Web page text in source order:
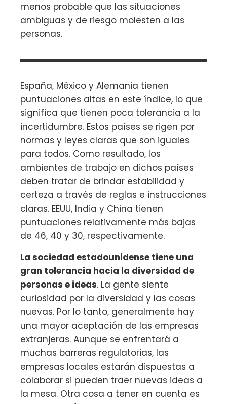
menos probable que las situaciones
ambiguas y de riesgo molesten a las
personas.
España, México y Alemania tienen
puntuaciones altas en este índice, lo que
significa que tienen poca tolerancia a la
incertidumbre. Estos países se rigen por
normas y leyes claras que son iguales
para todos. Como resultado, los
ambientes de trabajo en dichos países
deben tratar de brindar estabilidad y
certeza a través de reglas e instrucciones
claras. EEUU, India y China tienen
puntuaciones relativamente más bajas
de 46, 40 y 30, respectivamente.
La sociedad estadounidense tiene una
gran tolerancia hacia la diversidad de
personas e ideas. La gente siente
curiosidad por la diversidad y las cosas
nuevas. Por lo tanto, generalmente hay
una mayor aceptación de las empresas
extranjeras. Aunque se enfrentará a
muchas barreras regulatorias, las
empresas locales estarán dispuestas a
colaborar si pueden traer nuevas ideas a
la mesa. Otra cosa a tener en cuenta es